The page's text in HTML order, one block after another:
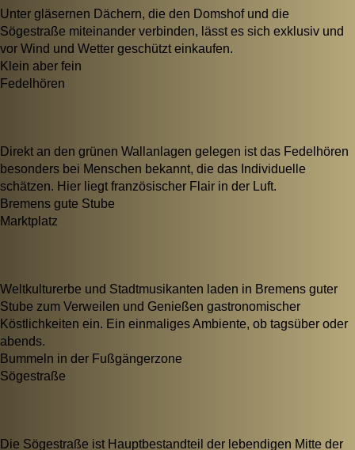
Unter gläsernen Dächern, die den Domshof und die
Sögestraße miteinander verbinden, lässt es sich exklusiv und
vor Wind und Wetter geschützt einkaufen.
Klein aber fein
Fedelhören
Direkt an den grünen Wallanlagen gelegen ist das Fedelhören
besonders bei Menschen bekannt, die das Individuelle
schätzen. Hier liegt französischer Flair in der Luft.
Bremens gute Stube
Marktplatz
Weltkulturerbe und Stadtmusikanten laden in Bremens guter
Stube zum Verweilen und Genießen gastronomischer
Köstlichkeiten ein. Ein einmaliges Ambiente, ob tagsüber oder
abends.
Bummeln in der Fußgängerzone
Sögestraße
Die Sögestraße ist Hauptbestandteil der lebendigen Mitte der